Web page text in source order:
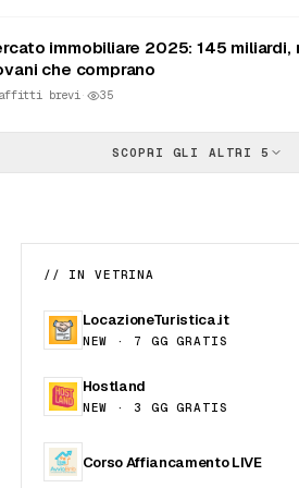
immobiliare 2025: 145 miliardi,
che comprano
affitti brevi· 35
sta morendo: nel 2025 è solo il
brevi· 34
affitti brevi· 34
2026: abolita la SCIA per
affitti brevi·
affitti brevi·
SCOPRI GLI ALTRI 5
// IN VETRINA
LocazioneTuristica.it
NEW · 7 GG GRATIS
Hostland
NEW · 3 GG GRATIS
Corso Affiancamento LIVE